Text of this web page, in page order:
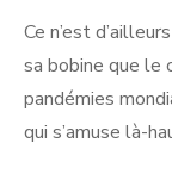
Ce n’est
sa bobine que le
pandémies
qui s’amuse là-